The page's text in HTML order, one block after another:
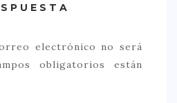
electrónico no será
obligatorios están